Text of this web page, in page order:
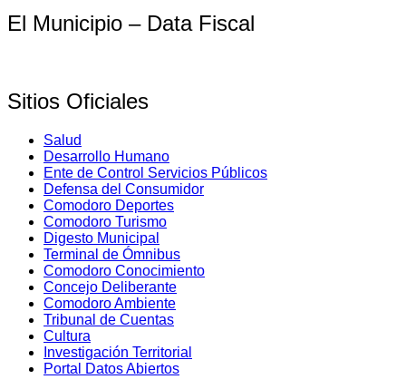
El Municipio – Data Fiscal
Sitios Oficiales
Salud
Desarrollo Humano
Ente de Control Servicios Públicos
Defensa del Consumidor
Comodoro Deportes
Comodoro Turismo
Digesto Municipal
Terminal de Ómnibus
Comodoro Conocimiento
Concejo Deliberante
Comodoro Ambiente
Tribunal de Cuentas
Cultura
Investigación Territorial
Portal Datos Abiertos